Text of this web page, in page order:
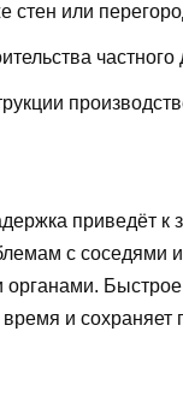
стен или
частного
приведёт к
с соседями
органами.
и сохраняет